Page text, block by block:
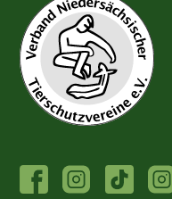
FACEBOOK